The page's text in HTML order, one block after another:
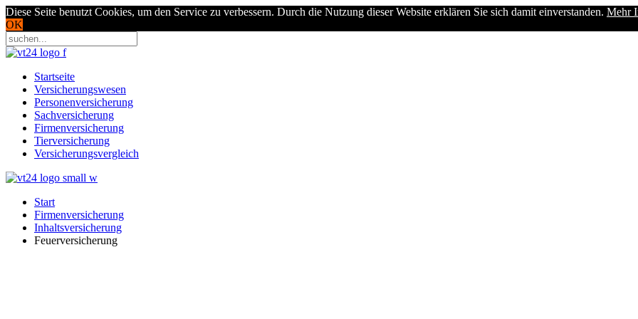
Diese Seite benutzt Cookies, um den Service zu verbessern. Durch die Nutzung dieser Website erklären Sie sich damit einverstanden. Mehr
OK
Startseite
Versicherungswesen
Personenversicherung
Sachversicherung
Firmenversicherung
Tierversicherung
Versicherungsvergleich
Start
Firmenversicherung
Inhaltsversicherung
Feuerversicherung